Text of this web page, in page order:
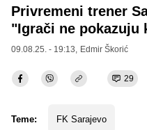
Privremeni trener
"Igrači ne pokazuju
09.08.25. - 19:13, Edmir Škorić
29
Teme: FK Sarajevo